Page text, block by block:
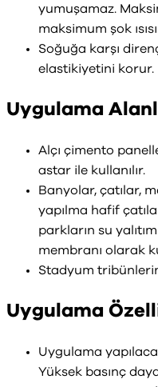
yumuşamaz.
maksimum şok
Soğuğa karşı
elastikiyetini korur.
Uygulama
Alçı çimento
astar ile kullanılır.
Banyolar, çatılar,
yapılma hafif
parkların su
membranı olarak
Stadyum
Uygulama
Uygulama
Yüksek basınç